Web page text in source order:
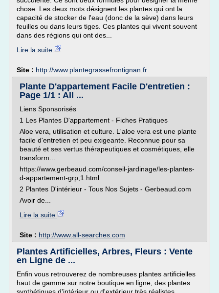
chose. Les deux mots désignent les plantes qui ont la
capacité de stocker de l'eau (donc de la sève) dans leurs
feuilles ou dans leurs tiges. Ces plantes qui vivent souvent
dans des régions qui ont des...
Lire la suite
Site : http://www.plantegrassefrontignan.fr
Plante D'appartement Facile D'entretien :
Page 1/1 : All ...
Liens Sponsorisés
1 Les Plantes D'appartement - Fiches Pratiques
Aloe vera, utilisation et culture. L'aloe vera est une plante
facile d'entretien et peu exigeante. Reconnue pour sa
beauté et ses vertus thérapeutiques et cosmétiques, elle
transform...
https://www.gerbeaud.com/conseil-jardinage/les-plantes-
d-appartement-grp,1.html
2 Plantes D'intérieur - Tous Nos Sujets - Gerbeaud.com
Avoir de...
Lire la suite
Site : http://www.all-searches.com
Plantes Artificielles, Arbres, Fleurs : Vente
en Ligne de ...
Enfin vous retrouverez de nombreuses plantes artificielles
haut de gamme sur notre boutique en ligne, des plantes